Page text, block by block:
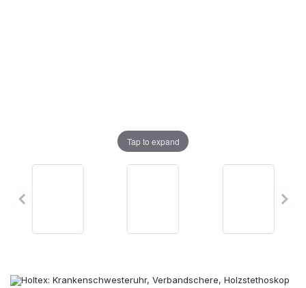
Tap to expand